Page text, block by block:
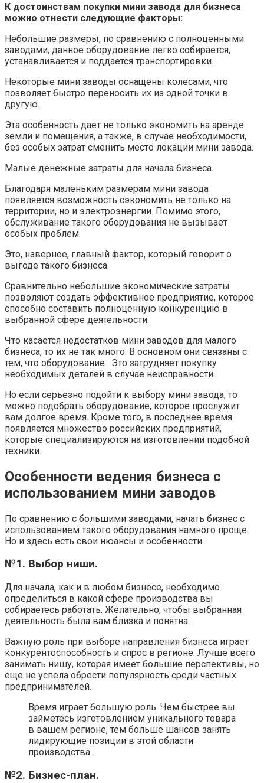
К достоинствам покупки мини завода для бизнеса
можно отнести следующие факторы:
Небольшие размеры, по сравнению с полноценными
заводами, данное оборудование легко собирается,
устанавливается и поддается транспортировки.
Некоторые мини заводы оснащены колесами, что
позволяет быстро переносить их из одной точки в
другую.
Эта особенность дает не только экономить на аренде
земли и помещения, а также, в случае необходимости,
без особых затрат сменить место локации мини завода.
Малые денежные затраты для начала бизнеса.
Благодаря маленьким размерам мини завода
появляется возможность сэкономить не только на
территории, но и электроэнергии. Помимо этого,
обслуживание такого оборудования не вызывает
особых проблем.
Это, наверное, главный фактор, который говорит о
выгоде такого бизнеса.
Сравнительно небольшие экономические затраты
позволяют создать эффективное предприятие, которое
способно составить полноценную конкуренцию в
выбранной сфере деятельности.
Что касается недостатков мини заводов для малого
бизнеса, то их не так много. В основном они связаны с
тем, что оборудование . Это затрудняет покупку
необходимых деталей в случае неисправности.
Но если серьезно подойти к выбору мини завода, то
можно подобрать оборудование, которое прослужит
вам долгое время. Кроме того, в последнее время
появляется множество российских предприятий,
которые специализируются на изготовлении подобной
техники.
Особенности ведения бизнеса с
использованием мини заводов
По сравнению с большими заводами, начать бизнес с
использованием такого оборудования намного проще.
Но и здесь есть свои нюансы и особенности.
№1. Выбор ниши.
Для начала, как и в любом бизнесе, необходимо
определиться в какой сфере производства вы
собираетесь работать. Желательно, чтобы выбранная
деятельность была вам близка и понятна.
Важную роль при выборе направления бизнеса играет
конкурентоспособность и спрос в регионе. Лучше всего
занимать нишу, которая имеет большие перспективы, но
еще не успела обрести популярность среди частных
предпринимателей.
Время играет большую роль. Чем быстрее вы
займетесь изготовлением уникального товара
в вашем регионе, тем больше шансов занять
лидирующие позиции в этой области
производства.
№2. Бизнес-план.